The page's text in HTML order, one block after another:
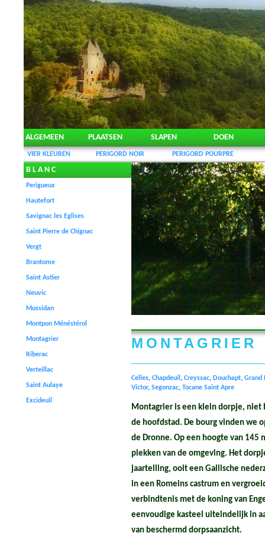
ALGEMEEN PLAATSEN SLAPEN DOEN
VIER KLEUREN PERIGORD NOIR PERIGORD POURPRE
B L A N C
Perigueux
Hautefort
Savignac les Eglises
Saint Pierre de Chignac
Vergt
Brantome
Saint Astier
Neuvic
Mussidan
Montpon Ménéstérol
Montagrier
Riberac
Verteillac
Saint Aulaye
Excideuil
MONTAGRIER
Celles, Chapdeuil , Creyssac, Douchapt, Grand
Victor, Segonzac, Tocane Saint Apre
Montagrier is een klein dorpje,
de hoofdstad. De bourg vinden we
de Dronne. Op een hoogte van 145
plekken van de omgeving. Het
jaartelling, ooit een Gallische
in een Romeins castrum en
verbindtenis met de koning van
eenvoudige kasteel uiteindelijk in
van beschermd dorpsaanzicht.